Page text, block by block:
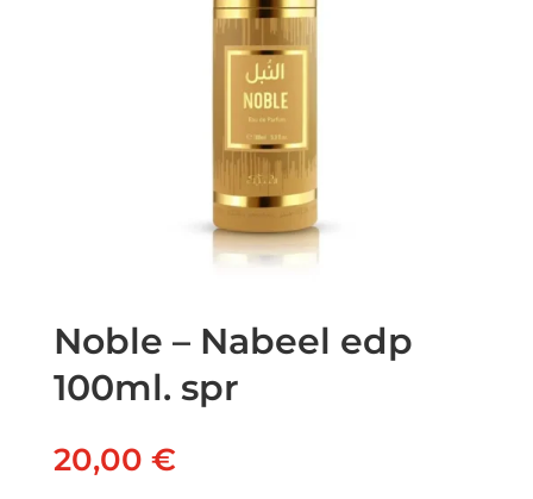
Noble – Nabeel edp
100ml. spr
20,00 €